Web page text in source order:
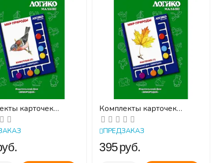
карточек
(2) к планшету
Малыш
Комплекты карточек
Растения (1) к планшету
ЛОГИКО-Малыш
ПРЕДЗАКАЗ
‍395‍руб.